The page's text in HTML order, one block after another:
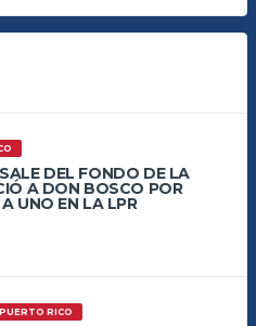
DEL FONDO DE LA
A DON BOSCO POR
UNO EN LA LPR
RICO